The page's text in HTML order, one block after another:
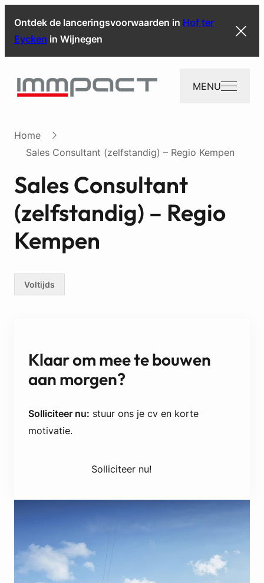
Ontdek de lanceringsvoorwaarden in Hof ter
Eycken in Wijnegen
MENU
Home
Sales Consultant (zelfstandig) – Regio Kempen
Sales Consultant
(zelfstandig) – Regio
Kempen
Voltijds
Klaar om mee te bouwen
aan morgen?
Solliciteer nu: stuur ons je cv en korte
motivatie.
Solliciteer nu!